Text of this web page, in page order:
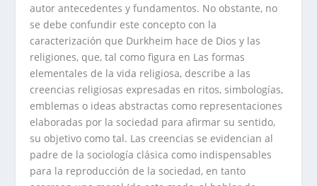
autor antecedentes y fundamentos. No obstante, no
se debe confundir este concepto con la
caracterización que Durkheim hace de Dios y las
religiones, que, tal como figura en Las formas
elementales de la vida religiosa, describe a las
creencias religiosas expresadas en ritos, simbologías,
emblemas o ideas abstractas como representaciones
elaboradas por la sociedad para afirmar su sentido,
su objetivo como tal. Las creencias se evidencian al
padre de la sociología clásica como indispensables
para la reproducción de la sociedad, en tanto